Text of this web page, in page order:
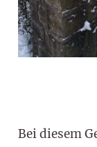
Bei diesem